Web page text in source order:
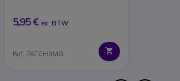
5,95 € ex. BTW
Ref: PATCH3MG